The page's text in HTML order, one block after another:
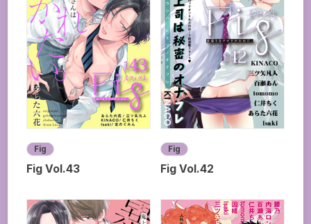
Fig
Fig Vol.43
Fig
Fig Vol.42